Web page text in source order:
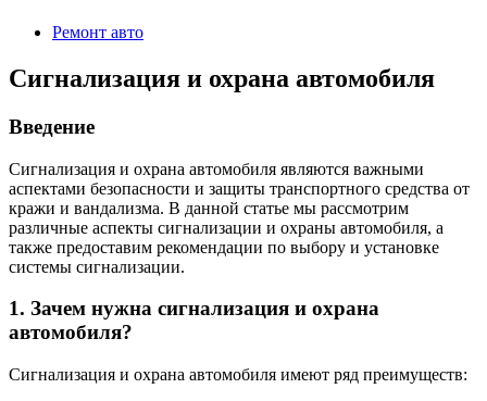
Ремонт авто
Сигнализация и охрана автомобиля
Введение
Сигнализация и охрана автомобиля являются важными
аспектами безопасности и защиты транспортного средства от
кражи и вандализма. В данной статье мы рассмотрим
различные аспекты сигнализации и охраны автомобиля, а
также предоставим рекомендации по выбору и установке
системы сигнализации.
1. Зачем нужна сигнализация и охрана
автомобиля?
Сигнализация и охрана автомобиля имеют ряд преимуществ: